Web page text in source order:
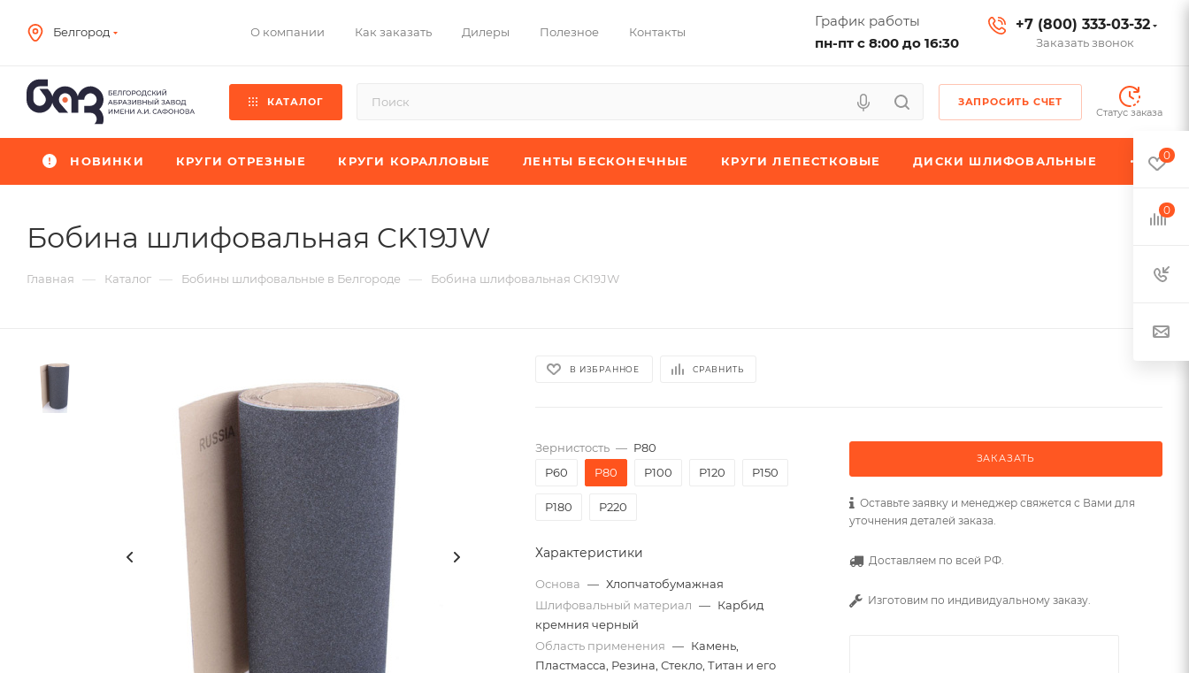
Белгород О компании Как заказать Дилеры Полезное Контакты
График работы
пн-пт с 8:00 до 16:30
+7 (800) 333-03-32
Заказать звонок
КАТАЛОГ
ЗАПРОСИТЬ СЧЕТ
Статус заказа
НОВИНКИ КРУГИ ОТРЕЗНЫЕ КРУГИ КОРАЛЛОВЫЕ ЛЕНТЫ БЕСКОНЕЧНЫЕ КРУГИ ЛЕПЕСТКОВЫЕ ДИСКИ ШЛИФОВАЛЬНЫЕ
Бобина шлифовальная CK19JW
Главная — Каталог — Бобины шлифовальные в Белгороде — Бобина шлифовальная CK19JW
В ИЗБРАННОЕ СРАВНИТЬ
Зернистость — P80
P60
P80 P100 P120 P150
P180 P220
Характеристики
Основа — Хлопчатобумажная
Шлифовальный материал — Карбид
кремния черный
Область применения — Камень,
Пластмасса, Резина, Стекло, Титан и его
ЗАКАЗАТЬ
Оставьте заявку и менеджер свяжется с Вами для
уточнения деталей заказа.
Доставляем по всей РФ.
Изготовим по индивидуальному заказу.
0
0